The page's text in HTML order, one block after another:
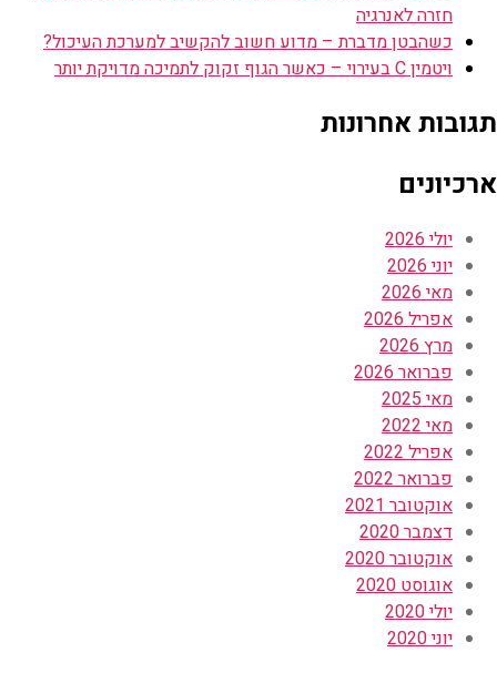
חזרה לאנרגיה
כשהבטן מדברת – מדוע חשוב להקשיב למערכת העיכול?
ויטמין C בעירוי – כאשר הגוף זקוק לתמיכה מדויקת יותר
תגובות אחרונות
ארכיונים
יולי 2026
יוני 2026
מאי 2026
אפריל 2026
מרץ 2026
פברואר 2026
מאי 2025
מאי 2022
אפריל 2022
פברואר 2022
אוקטובר 2021
דצמבר 2020
אוקטובר 2020
אוגוסט 2020
יולי 2020
יוני 2020